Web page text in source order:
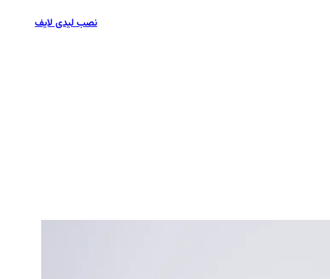
نصب لیدی لایف